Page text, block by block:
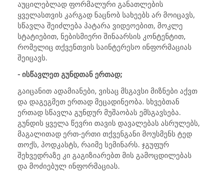
აუცილებლად ფორმალური განათლების
ყველასთვის კარგად ნაცნობ სახეებს არ მოიცავს,
სწავლა შეიძლება პატარა ვიდეოებით, მოკლე
სტატიებით, ნებისმიერი შინაარსის კონტენტით,
რომელიც თქვენთვის საინტერესო ინფორმაციას
შეიცავს.
- ისწავლეთ გუნდთან ერთად;
გაიცანით ადამიანები, ვისაც მსგავსი მიზნები აქვთ
და დაგეგმეთ ერთად მეცადინეობა. სხვებთან
ერთად სწავლა გუნდურ მუშაობას ემსგავსება.
გუნდის ყველა წევრი თავის დავალებას ასრულებს,
მაგალითად ერთ-ერთი თქვენგანი მოუსმენს ტედ
თოქს, პოდკასტს, რაიმე სემინარს. ჯგუფურ
შეხვედრაზე კი გაგიზიარებთ მის გამოცდილებას
და მოძიებულ ინფორმაციას.